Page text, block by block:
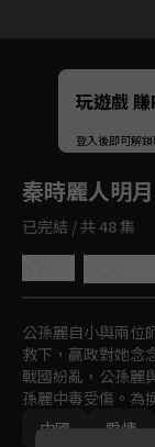
Unmute
如有不
玩遊戲 賺
登入後即可解
秦時麗人明
已完結 / 共 48 集
公孫麗自小與兩位
救下，嬴政對她念
戰國紛亂，公孫麗
孫麗中毒受傷。為
現已懷有身孕，嬴
中國
愛情